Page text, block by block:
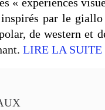
par le
de western et
LIRE LA SUITE